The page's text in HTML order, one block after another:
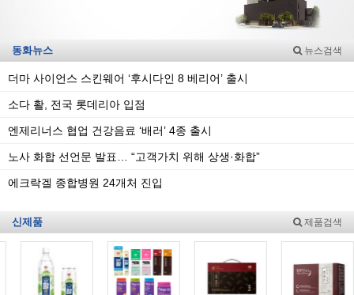
동화뉴스 뉴스검색
더마 사이언스 스킨웨어 ‘후시다인 8 베리어’ 출시
소다 활, 전국 롯데리아 입점
엔제리너스 협업 건강음료 ‘배러’ 4종 출시
노사 화합 선언문 발표… “고객가치 위해 상생·화합”
에크락겔 종합병원 24개처 진입
신제품 제품검색